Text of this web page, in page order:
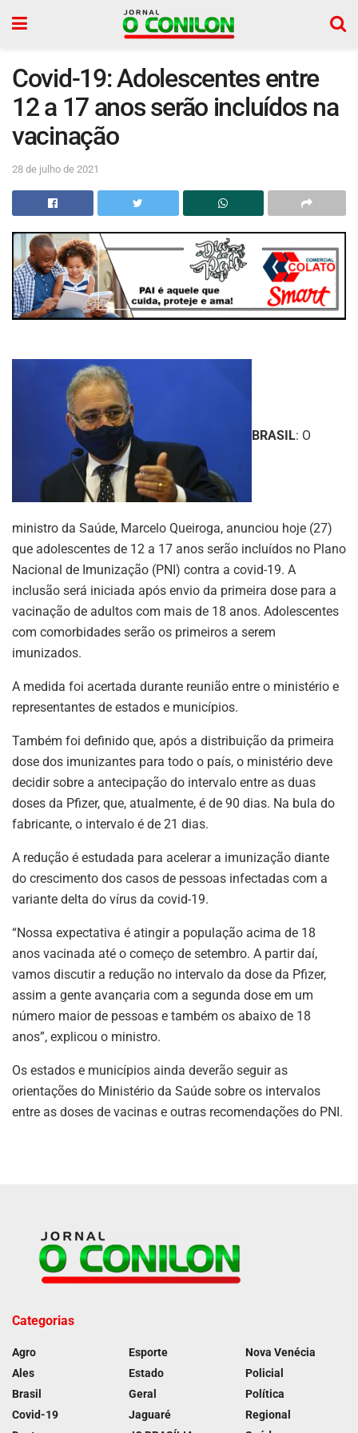
Covid-19: Adolescentes entre
12 a 17 anos serão incluídos na
vacinação
28 de julho de 2021
BRASIL: O
ministro da Saúde, Marcelo Queiroga, anunciou hoje (27)
que adolescentes de 12 a 17 anos serão incluídos no Plano
Nacional de Imunização (PNI) contra a covid-19. A
inclusão será iniciada após envio da primeira dose para a
vacinação de adultos com mais de 18 anos. Adolescentes
com comorbidades serão os primeiros a serem
imunizados.
A medida foi acertada durante reunião entre o ministério e
representantes de estados e municípios.
Também foi definido que, após a distribuição da primeira
dose dos imunizantes para todo o país, o ministério deve
decidir sobre a antecipação do intervalo entre as duas
doses da Pfizer, que, atualmente, é de 90 dias. Na bula do
fabricante, o intervalo é de 21 dias.
A redução é estudada para acelerar a imunização diante
do crescimento dos casos de pessoas infectadas com a
variante delta do vírus da covid-19.
“Nossa expectativa é atingir a população acima de 18
anos vacinada até o começo de setembro. A partir daí,
vamos discutir a redução no intervalo da dose da Pfizer,
assim a gente avançaria com a segunda dose em um
número maior de pessoas e também os abaixo de 18
anos”, explicou o ministro.
Os estados e municípios ainda deverão seguir as
orientações do Ministério da Saúde sobre os intervalos
entre as doses de vacinas e outras recomendações do PNI.
Categorias
Agro
Ales
Brasil
Covid-19
Esporte
Estado
Geral
Jaguaré
Nova Venécia
Policial
Política
Regional